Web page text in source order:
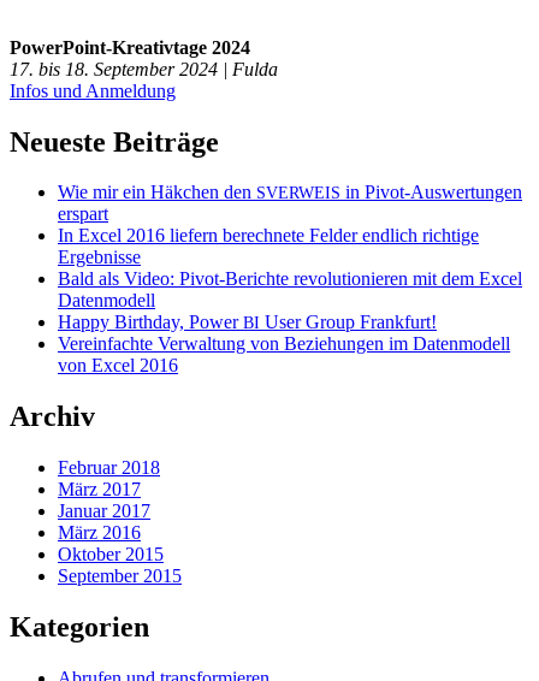
PowerPoint-Kreativtage 2024
17. bis 18. September 2024 | Fulda
Infos und Anmeldung
Neueste Beiträge
Wie mir ein Häkchen den SVERWEIS in Pivot-Auswertungen
erspart
In Excel 2016 liefern berechnete Felder endlich richtige
Ergebnisse
Bald als Video: Pivot-Berichte revolutionieren mit dem Excel
Datenmodell
Happy Birthday, PowerBI User Group Frankfurt!
Vereinfachte Verwaltung von Beziehungen im Datenmodell
von Excel 2016
Archiv
Februar 2018
März 2017
Januar 2017
März 2016
Oktober 2015
September 2015
Kategorien